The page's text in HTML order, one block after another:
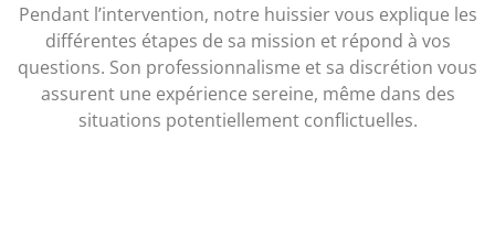
Pendant l’intervention, notre huissier vous explique les
différentes étapes de sa mission et répond à vos
questions. Son professionnalisme et sa discrétion vous
assurent une expérience sereine, même dans des
situations potentiellement conflictuelles.